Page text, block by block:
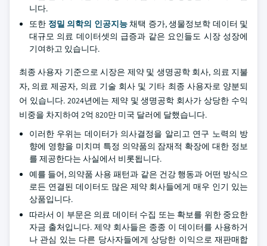
니다.
또한 정밀 의학의 인공지능채택 증가, 생물정보학 데이터 및
대규모 의료 데이터셋의 급증과 같은 요인들도 시장 성장에
기여하고 있습니다.
최종 사용자 기준으로 시장은 제약 및 생명공학 회사, 의료 지불
자, 의료 제공자, 의료 기술 회사 및 기타 최종 사용자로 양분되
어 있습니다. 2024년에는 제약 및 생명공학 회사가 상당한 수익
비중을 차지하여 2억 820만 미국 달러에 달했습니다.
이러한 우위는 데이터가 의사결정을 알리고 연구 노력의 방
향에 영향을 미치며 특정 의약품의 잠재적 확장에 대한 정보
를 제공한다는 사실에서 비롯됩니다.
예를 들어, 의약품 사용 패턴과 같은 건강 행동과 어떤 방식으
로든 연결된 데이터도 많은 제약 회사들에게 매우 인기 있는
상품입니다.
따라서 이 부문은 의료 데이터 수집 또는 확보를 위한 중요한
자금 출처입니다. 제약 회사들은 종종 이 데이터를 사용하거
나 관심 있는 다른 당사자들에게 상당한 이익으로 재판매합